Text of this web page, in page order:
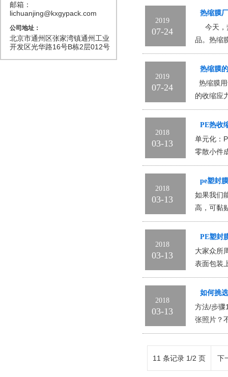
邮箱：
lichuanjing@kxgypack.com
公司地址：
北京市通州区张家湾镇通州工业
开发区光华路16号B栋2层012号
2019
07-24
热缩膜
今天，
品。热缩
2019
07-24
热缩膜
热缩膜
的收缩应
2018
03-13
PE热收
单元化：
零散小件
2018
03-13
pe塑封
如果我们
高，可黏
2018
03-13
PE塑封
大家众所
表面包装
2018
03-13
如何挑
方法/步骤
张照片？
11 条记录 1/2 页 下